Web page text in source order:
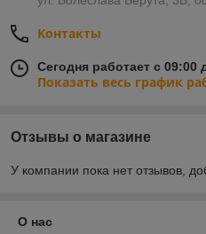
Контакты
Сегодня работает с 09:00
Показать весь график
Отзывы о магазине
У компании пока нет отзывов,
О нас